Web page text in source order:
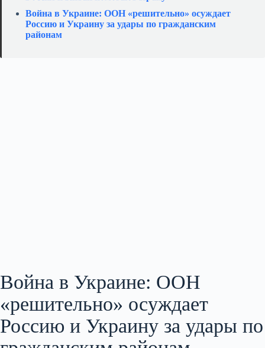
Война в Украине: ООН «решительно» осуждает
Россию и Украину за удары по гражданским
районам
Война в Украине: ООН
«решительно» осуждает
Россию и Украину за удары по